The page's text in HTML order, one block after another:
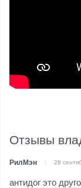
Отзывы
РилМэн 28
антидог это